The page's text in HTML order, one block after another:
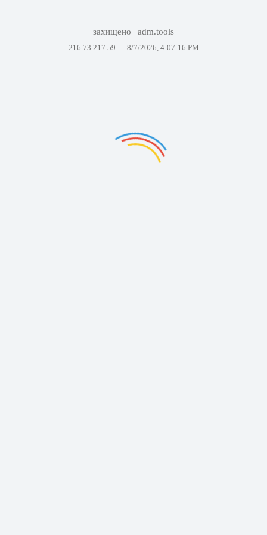
захищено adm.tools
216.73.217.59 — 8/7/2026, 4:07:16 PM